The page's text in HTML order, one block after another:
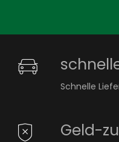
Schnelle
Geld-